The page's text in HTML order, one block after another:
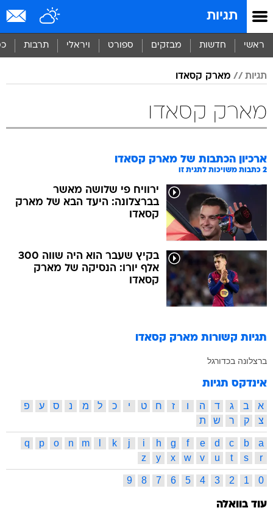
תגיות
ראשי חדשות מבזקים ספורט ויראלי תרבות
תגיות מארק קסאדו
מארק קסאדו
ארכיון הכתבות של מארק קסאדו
2 כתבות משויכות לתגית זו
ירוויח פי שלושה מאשר
בברצלונה: היעד הבא של מארק
קסאדו
בקיץ שעבר הוא היה שווה 300
אלף יורו: הנסיקה של מארק
קסאדו
תגיות קשורות מארק קסאדו
ברצלונה בכדורגל
אינדקס תגיות
א ב ג ד ה ו ז ח ט י כ ל מ נ ס ע
פ
צ
ק ר ש ת
a
b
c
d
e
f
g
h
i
j
k
m
n
o
p
q
r
s
t
u
v
w
x
y
z
0
1
2
3
4
5
6
7
8
9
עוד בוואלה